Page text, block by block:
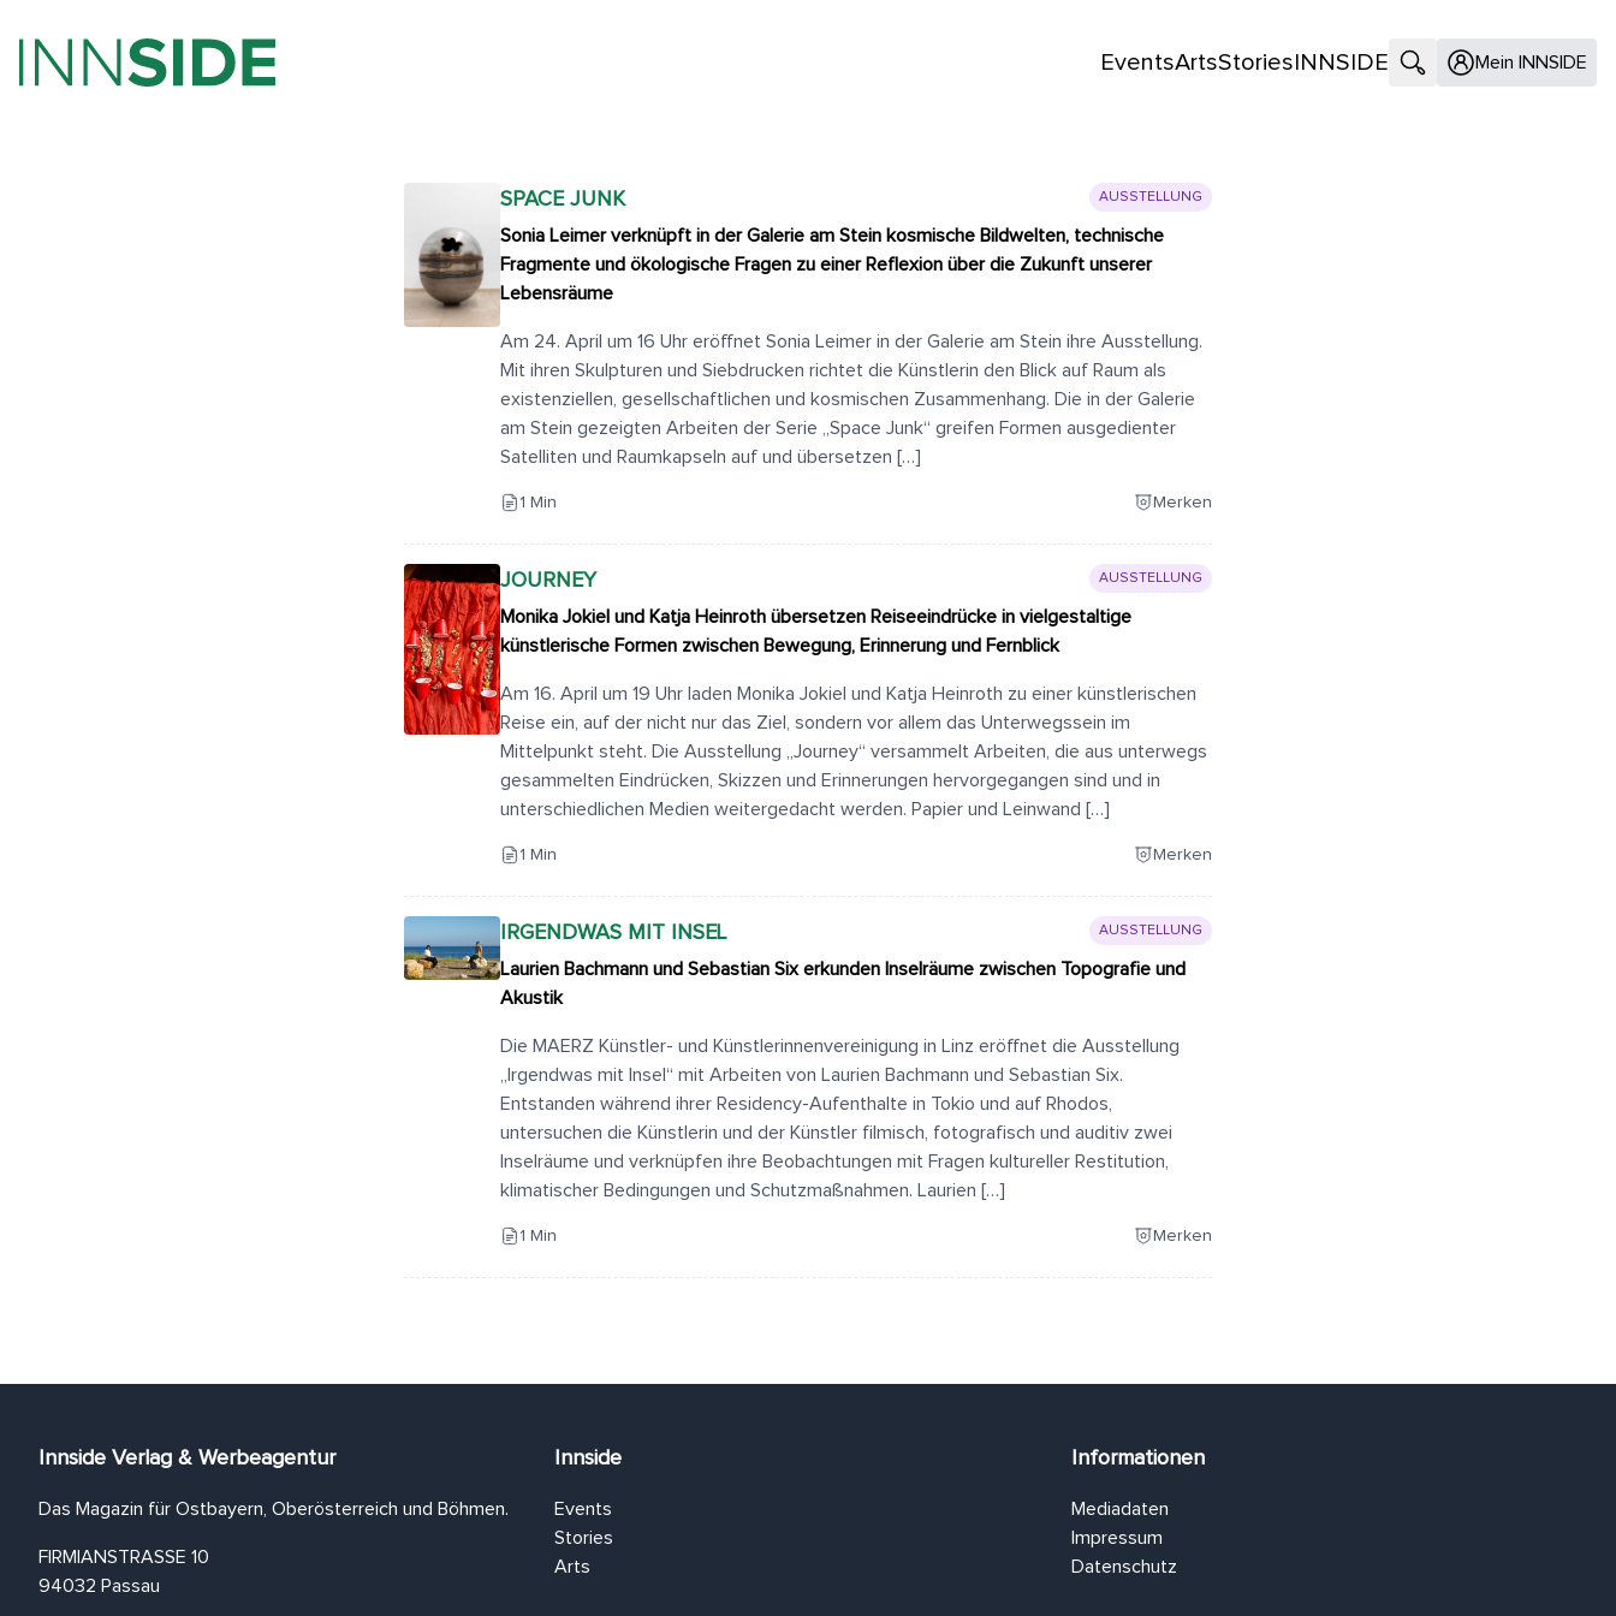
EventsArtsStories INNSIDE Suche öffnenMein INNSIDE
SPACE JUNK AUSSTELLUNG
Sonia Leimer verknüpft in der Galerie am Stein kosmische Bildwelten, technische
Fragmente und ökologische Fragen zu einer Reflexion über die Zukunft unserer
Lebensräume
Am 24. April um 16 Uhr eröffnet Sonia Leimer in der Galerie am Stein ihre Ausstellung.
Mit ihren Skulpturen und Siebdrucken richtet die Künstlerin den Blick auf Raum als
existenziellen, gesellschaftlichen und kosmischen Zusammenhang. Die in der Galerie
am Stein gezeigten Arbeiten der Serie „Space Junk“ greifen Formen ausgedienter
Satelliten und Raumkapseln auf und übersetzen […]
1 Min Merken
JOURNEY AUSSTELLUNG
Monika Jokiel und Katja Heinroth übersetzen Reiseeindrücke in vielgestaltige
künstlerische Formen zwischen Bewegung, Erinnerung und Fernblick
Am 16. April um 19 Uhr laden Monika Jokiel und Katja Heinroth zu einer künstlerischen
Reise ein, auf der nicht nur das Ziel, sondern vor allem das Unterwegssein im
Mittelpunkt steht. Die Ausstellung „Journey“ versammelt Arbeiten, die aus unterwegs
gesammelten Eindrücken, Skizzen und Erinnerungen hervorgegangen sind und in
unterschiedlichen Medien weitergedacht werden. Papier und Leinwand […]
1 Min Merken
IRGENDWAS MIT INSEL AUSSTELLUNG
Laurien Bachmann und Sebastian Six erkunden Inselräume zwischen Topografie und
Akustik
Die MAERZ Künstler- und Künstlerinnenvereinigung in Linz eröffnet die Ausstellung
„Irgendwas mit Insel“ mit Arbeiten von Laurien Bachmann und Sebastian Six.
Entstanden während ihrer Residency-Aufenthalte in Tokio und auf Rhodos,
untersuchen die Künstlerin und der Künstler filmisch, fotografisch und auditiv zwei
Inselräume und verknüpfen ihre Beobachtungen mit Fragen kultureller Restitution,
klimatischer Bedingungen und Schutzmaßnahmen. Laurien […]
1 Min Merken
Innside Verlag & Werbeagentur
Das Magazin für Ostbayern, Oberösterreich und Böhmen.
FIRMIANSTRASSE 10
94032 Passau
Innside
Events
Stories
Arts
Informationen
Mediadaten
Impressum
Datenschutz